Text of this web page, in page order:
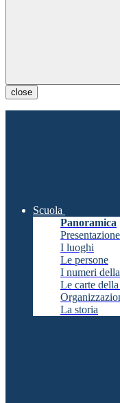
close
Scuola
Panoramica
Presentazione
I luoghi
Le persone
I numeri
Le carte
La storia